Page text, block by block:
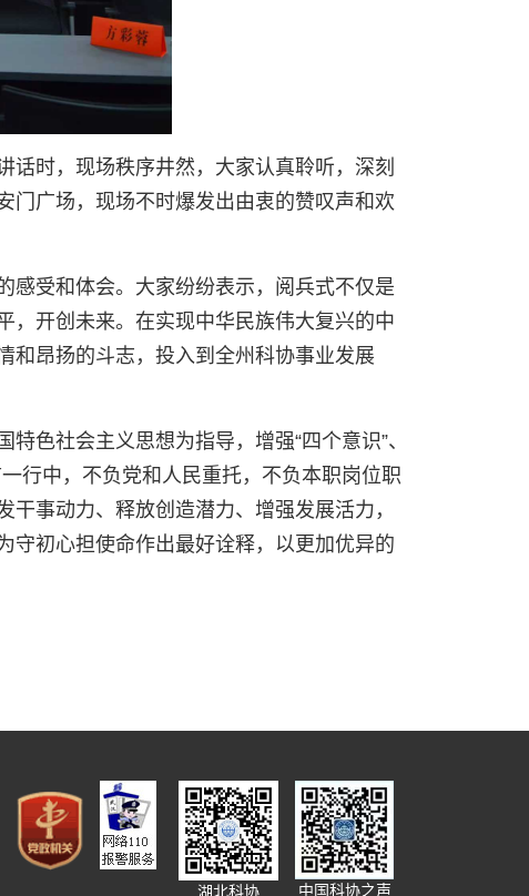
话时，现场秩序井然，大家认真聆听，深刻
门广场，现场不时爆发出由衷的赞叹声和欢
感受和体会。大家纷纷表示，阅兵式不仅是
，开创未来。在实现中华民族伟大复兴的中
和昂扬的斗志，投入到全州科协事业发展
色社会主义思想为指导，增强“四个意识”、
行中，不负党和人民重托，不负本职岗位职
事动力、释放创造潜力、增强发展活力，
守初心担使命作出最好诠释，以更加优异的
湖北科协 中国科协之声